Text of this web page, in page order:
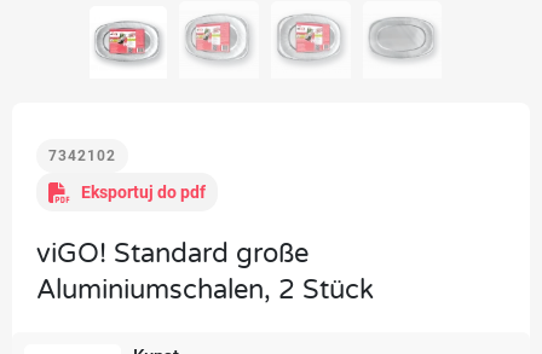
7342102
Eksportuj do pdf
viGO! Standard große
Aluminiumschalen, 2 Stück